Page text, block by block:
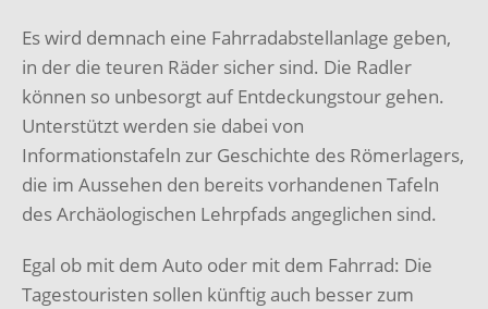
Es wird demnach eine Fahrradabstellanlage geben,
in der die teuren Räder sicher sind. Die Radler
können so unbesorgt auf Entdeckungstour gehen.
Unterstützt werden sie dabei von
Informationstafeln zur Geschichte des Römerlagers,
die im Aussehen den bereits vorhandenen Tafeln
des Archäologischen Lehrpfads angeglichen sind.
Egal ob mit dem Auto oder mit dem Fahrrad: Die
Tagestouristen sollen künftig auch besser zum